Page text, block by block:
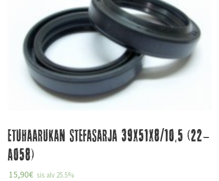
Etuhaarukan stefasarja 39x51x8/10,5 (22-
A058)
15,90€ sis alv 25.5%